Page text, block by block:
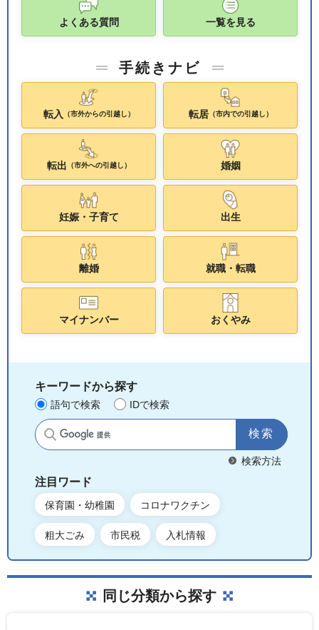
よくある質問 一覧を見る
手続きナビ
転入 （市外からの引越し） 転居（市内での引越し）
転出 （市外への引越し） 婚姻
妊娠・子育て 出生
離婚 就職・転職
マイナンバー おくやみ
キーワードから探す
語句で検索 IDで検索
サイト内検索
検索方法
注目ワード
保育園・幼稚園 コロナワクチン
粗大ごみ 市民税 入札情報
同じ分類から探す